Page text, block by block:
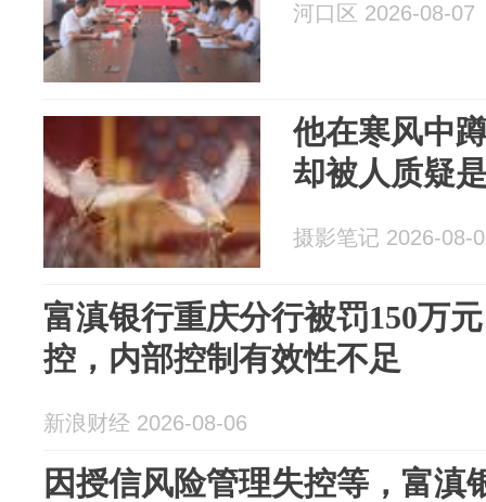
河口区 2026-08-07
他在寒风中
却被人质疑
摄影笔记 2026-08-
富滇银行重庆分行被罚150万
控，内部控制有效性不足
新浪财经 2026-08-06
因授信风险管理失控等，富滇